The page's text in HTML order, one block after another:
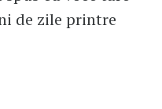
de zile printre